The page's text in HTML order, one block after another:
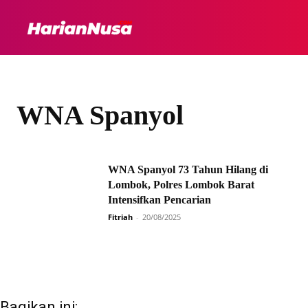
WNA Spanyol
WNA Spanyol 73 Tahun Hilang di
Lombok, Polres Lombok Barat
Intensifkan Pencarian
Fitriah - 20/08/2025